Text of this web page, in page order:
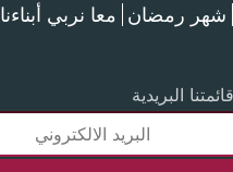
شهر رمضان معا نربي أبناءنا
البريدية